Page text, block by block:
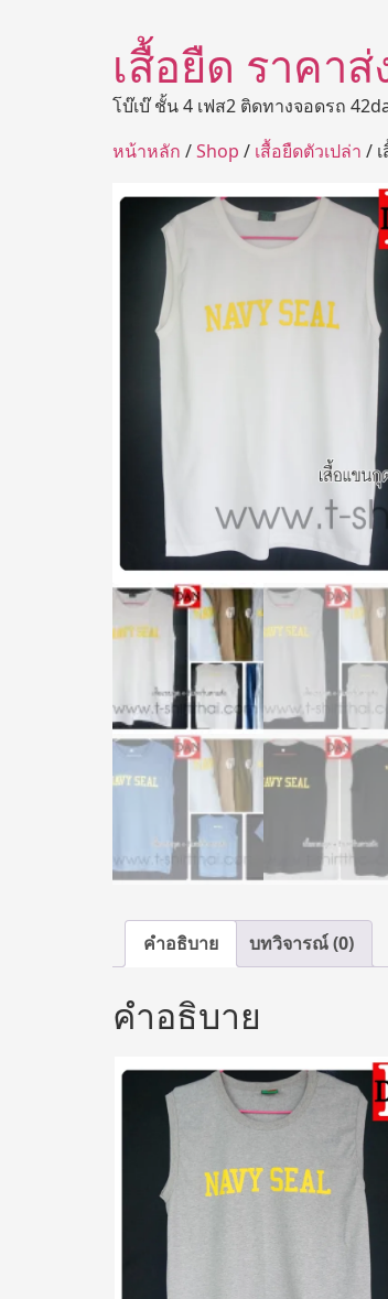
เสื้อยืด ราคา
โบ๊เบ๊ ชั้น 4 เฟส2 ติดทางจอดรถ
หน้าหลัก /Shop / เสื้อยืดตัวเปล่า /
คำอธิบาย บทวิจารณ์ (0)
คำอธิบาย